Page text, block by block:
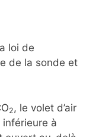
loi de
de la sonde et
2 , le volet d’air
à